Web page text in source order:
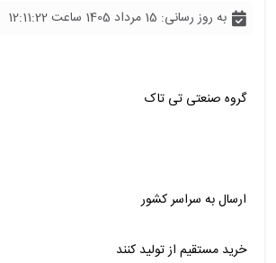
به روز رسانی: 15 مرداد 1405 ساعت 12:11:22
گروه صنعتی تی تاک
ارسال به سراسر کشور
خرید مستقیم از تولید کنند